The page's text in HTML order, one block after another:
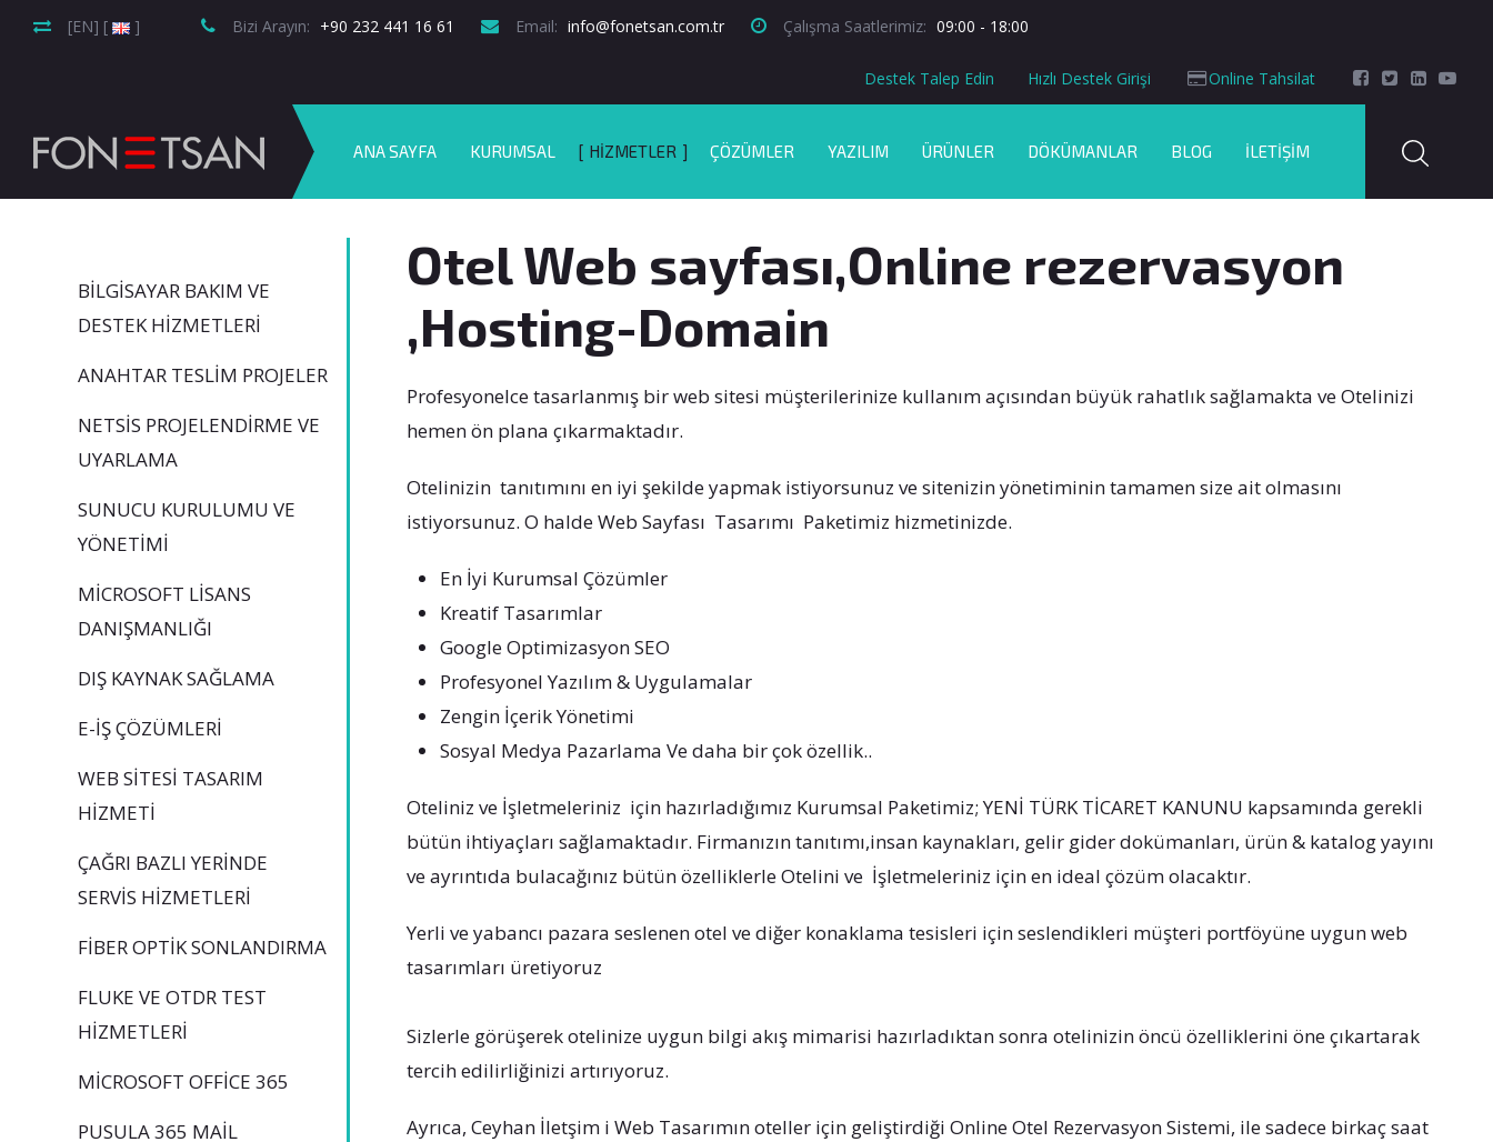
[EN] [ ] Bizi Arayın: +90 232 441 16 61 Email: info@fonetsan.com.tr Çalışma Saatlerimiz: 09:00 - 18:00
Online Tahsilat
Hızlı Destek Girişi
Destek Talep Edin
ANA SAYFA KURUMSAL HIZMETLER ÇÖZÜMLER YAZILIM ÜRÜNLER DÖKÜMANLAR BLOG İLETIŞIM
Otel Web sayfası,Online rezervasyon
,Hosting-Domain
Profesyonelce tasarlanmış bir web sitesi müşterilerinize kullanım açısından büyük rahatlık sağlamakta ve Otelinizi
hemen ön plana çıkarmaktadır.
Otelinizin tanıtımını en iyi şekilde yapmak istiyorsunuz ve sitenizin yönetiminin tamamen size ait olmasını
istiyorsunuz. O halde Web Sayfası Tasarımı Paketimiz hizmetinizde.
En İyi Kurumsal Çözümler
Kreatif Tasarımlar
Google Optimizasyon SEO
Profesyonel Yazılım & Uygulamalar
Zengin İçerik Yönetimi
Sosyal Medya Pazarlama Ve daha bir çok özellik..
Oteliniz ve İşletmeleriniz için hazırladığımız Kurumsal Paketimiz; YENİ TÜRK TİCARET KANUNU kapsamında gerekli
bütün ihtiyaçları sağlamaktadır. Firmanızın tanıtımı,insan kaynakları, gelir gider dokümanları, ürün & katalog yayını
ve ayrıntıda bulacağınız bütün özelliklerle Otelini ve İşletmeleriniz için en ideal çözüm olacaktır.
Yerli ve yabancı pazara seslenen otel ve diğer konaklama tesisleri için seslendikleri müşteri portföyüne uygun web
tasarımları üretiyoruz
Sizlerle görüşerek otelinize uygun bilgi akış mimarisi hazırladıktan sonra otelinizin öncü özelliklerini öne çıkartarak
tercih edilirliğinizi artırıyoruz.
Ayrıca, Ceyhan İletşim i Web Tasarımın oteller için geliştirdiği Online Otel Rezervasyon Sistemi, ile sadece birkaç saat
BILGISAYAR BAKIM VE
DESTEK HIZMETLERI
ANAHTAR TESLIM PROJELER
NETSİS PROJELENDIRME VE
UYARLAMA
SUNUCU KURULUMU VE
YÖNETIMI
MICROSOFT LISANS
DANIŞMANLIĞI
DIŞ KAYNAK SAĞLAMA
E-İŞ ÇÖZÜMLERI
WEB SITESI TASARIM
HIZMETI
ÇAĞRI BAZLI YERINDE
SERVIS HIZMETLERI
FIBER OPTIK SONLANDIRMA
FLUKE VE OTDR TEST
HIZMETLERI
MICROSOFT OFFICE 365
PUSULA 365 MAIL